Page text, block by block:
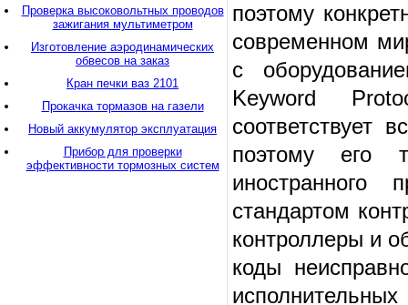
поэтому
современном
с
Keyword
соответствует
поэтому его
иностранного
стандартом
контроллеры и
коды
Проверка высоковольтных проводов
зажигания мультиметром
Изготовление аэродинамических
обвесов на заказ
Кран печки ваз 2101
Прокачка тормазов на газели
Новый аккумулятор эксплуатация
Прибор для проверки
эффективности тормозных систем